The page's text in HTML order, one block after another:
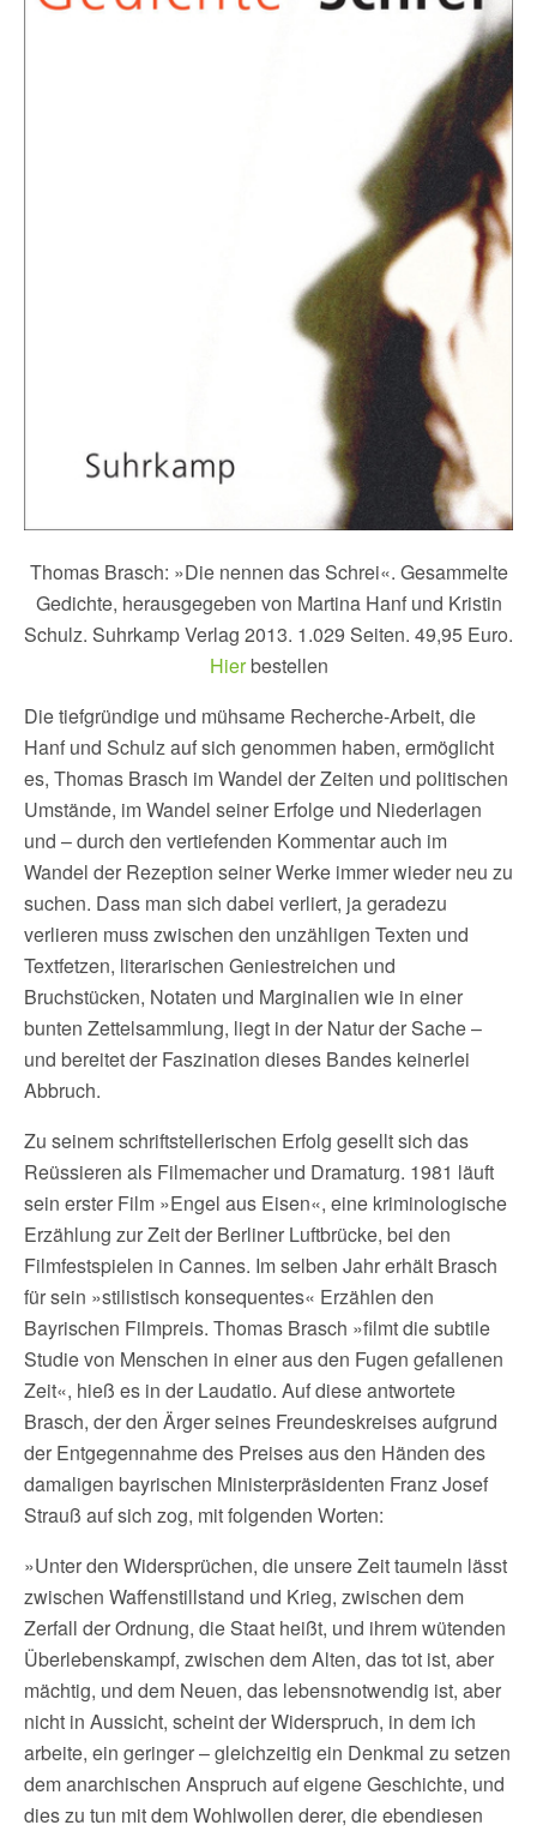
Thomas Brasch: »Die nennen das Schrei«. Gesammelte
Gedichte, herausgegeben von Martina Hanf und Kristin
Schulz. Suhrkamp Verlag 2013. 1.029 Seiten. 49,95 Euro.
Hierbestellen
Die tiefgründige und mühsame Recherche-Arbeit, die
Hanf und Schulz auf sich genommen haben, ermöglicht
es, Thomas Brasch im Wandel der Zeiten und politischen
Umstände, im Wandel seiner Erfolge und Niederlagen
und – durch den vertiefenden Kommentar auch im
Wandel der Rezeption seiner Werke immer wieder neu zu
suchen. Dass man sich dabei verliert, ja geradezu
verlieren muss zwischen den unzähligen Texten und
Textfetzen, literarischen Geniestreichen und
Bruchstücken, Notaten und Marginalien wie in einer
bunten Zettelsammlung, liegt in der Natur der Sache –
und bereitet der Faszination dieses Bandes keinerlei
Abbruch.
Zu seinem schriftstellerischen Erfolg gesellt sich das
Reüssieren als Filmemacher und Dramaturg. 1981 läuft
sein erster Film »Engel aus Eisen«, eine kriminologische
Erzählung zur Zeit der Berliner Luftbrücke, bei den
Filmfestspielen in Cannes. Im selben Jahr erhält Brasch
für sein »stilistisch konsequentes« Erzählen den
Bayrischen Filmpreis. Thomas Brasch »filmt die subtile
Studie von Menschen in einer aus den Fugen gefallenen
Zeit«, hieß es in der Laudatio. Auf diese antwortete
Brasch, der den Ärger seines Freundeskreises aufgrund
der Entgegennahme des Preises aus den Händen des
damaligen bayrischen Ministerpräsidenten Franz Josef
Strauß auf sich zog, mit folgenden Worten:
»Unter den Widersprüchen, die unsere Zeit taumeln lässt
zwischen Waffenstillstand und Krieg, zwischen dem
Zerfall der Ordnung, die Staat heißt, und ihrem wütenden
Überlebenskampf, zwischen dem Alten, das tot ist, aber
mächtig, und dem Neuen, das lebensnotwendig ist, aber
nicht in Aussicht, scheint der Widerspruch, in dem ich
arbeite, ein geringer – gleichzeitig ein Denkmal zu setzen
dem anarchischen Anspruch auf eigene Geschichte, und
dies zu tun mit dem Wohlwollen derer, die ebendiesen